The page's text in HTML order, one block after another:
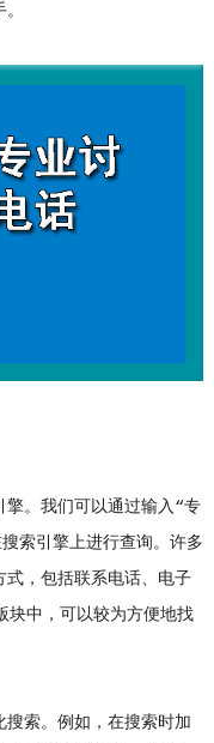
。我们可以通过输入“专
索引擎上进行查询。许多
，包括联系电话、电子
块中，可以较为方便地找
索。例如，在搜索时加